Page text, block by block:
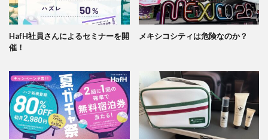
HafH社員さんによるセミナーを開
催！
メキシコシティは危険なのか？